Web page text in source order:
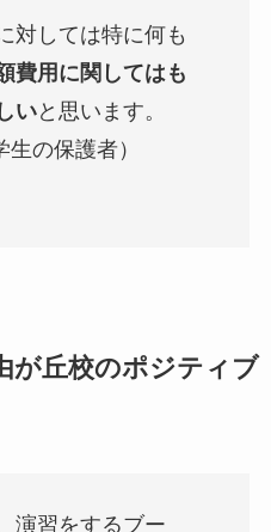
対しては特に何も
費用に関してはも
いと思います。
生の保護者）
が丘校のポジティブ
演習をするブー